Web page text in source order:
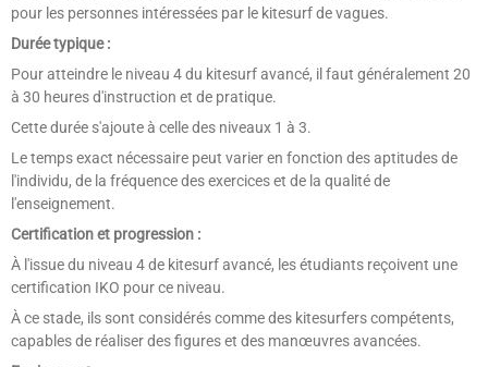
pour les personnes intéressées par le kitesurf de vagues.
Durée typique :
Pour atteindre le niveau 4 du kitesurf avancé, il faut généralement 20
à 30 heures d'instruction et de pratique.
Cette durée s'ajoute à celle des niveaux 1 à 3.
Le temps exact nécessaire peut varier en fonction des aptitudes de
l'individu, de la fréquence des exercices et de la qualité de
l'enseignement.
Certification et progression :
À l'issue du niveau 4 de kitesurf avancé, les étudiants reçoivent une
certification IKO pour ce niveau.
À ce stade, ils sont considérés comme des kitesurfers compétents,
capables de réaliser des figures et des manœuvres avancées.